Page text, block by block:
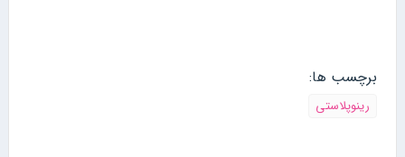
برچسب ها:
رینوپلاستی